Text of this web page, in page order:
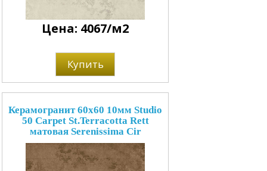
Цена: 4067/м2
Купить
Керамогранит 60x60 10мм Studio
50 Carpet St.Terracotta Rett
матовая Serenissima Cir